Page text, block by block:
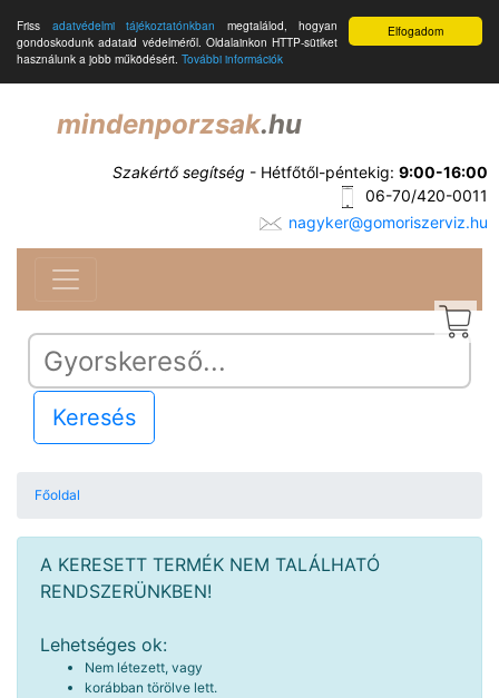
Elfogadom
Friss adatvédelmi tájékoztatónkban megtalálod, hogyan
gondoskodunk adataid védelméről. Oldalainkon HTTP-sütiket
használunk a jobb működésért. További információk
mindenporzsak.hu
Szakértő segítség - Hétfőtől-péntekig: 9:00-16:00
06-70/420-0011
nagyker@gomoriszerviz.hu
Keresés
Főoldal
A KERESETT TERMÉK NEM TALÁLHATÓ
RENDSZERÜNKBEN!
Lehetséges ok:
Nem létezett, vagy
korábban törölve lett.